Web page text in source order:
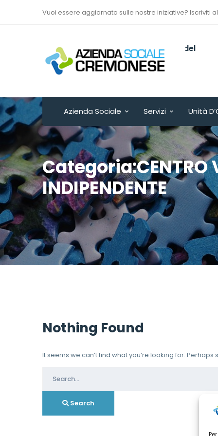
Vuoi essere aggiornato sulle nostre iniziative? Iscriviti
Via Sant’Antonio del
Fuoco n. 9/A
Cremona - ITALY
Azienda Sociale Servizi Unità
Categoria:CENTRO
INDIPENDENTE
Nothing Found
It seems we can’t find what you’re looking for.
for:
Search